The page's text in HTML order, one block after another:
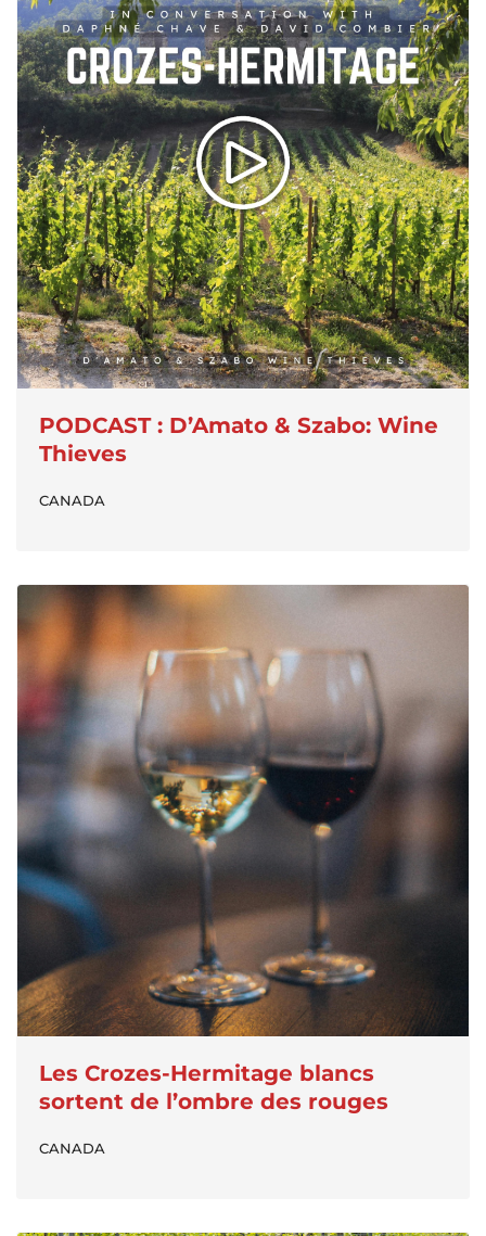
PODCAST : D’Amato & Szabo: Wine
Thieves
CANADA
Les Crozes-Hermitage blancs
sortent de l’ombre des rouges
CANADA